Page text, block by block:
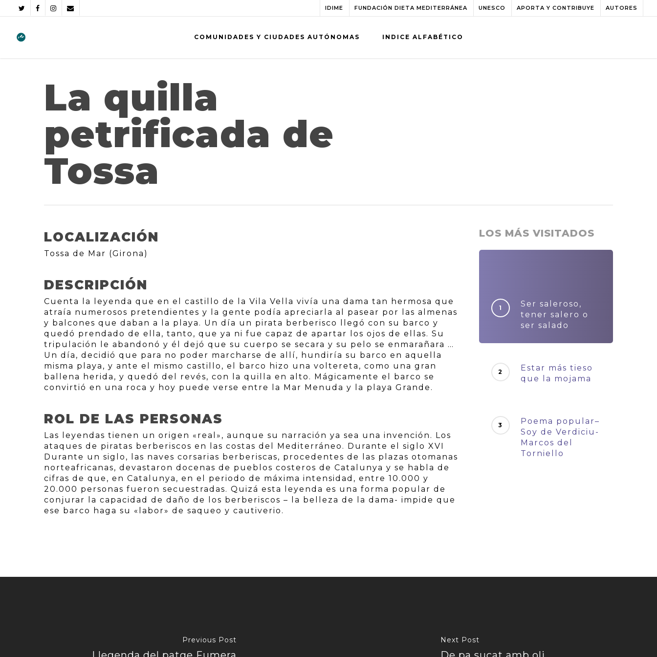
IDIME FUNDACIÓN DIETA MEDITERRÁNEA UNESCO APORTA Y CONTRIBUYE AUTORES
COMUNIDADES Y CIUDADES AUTÓNOMAS INDICE ALFABÉTICO
La quilla
petrificada de
Tossa
LOCALIZACIÓN
Tossa de Mar (Girona)
DESCRIPCIÓN
Cuenta la leyenda que en el castillo de la Vila Vella vivía una dama tan hermosa que
atraía numerosos pretendientes y la gente podía apreciarla al pasear por las almenas
y balcones que daban a la playa. Un día un pirata berberisco llegó con su barco y
quedó prendado de ella, tanto, que ya ni fue capaz de apartar los ojos de ellas. Su
tripulación le abandonó y él dejó que su cuerpo se secara y su pelo se enmarañara …
Un día, decidió que para no poder marcharse de allí, hundiría su barco en aquella
misma playa, y ante el mismo castillo, el barco hizo una voltereta, como una gran
ballena herida, y quedó del revés, con la quilla en alto. Mágicamente el barco se
convirtió en una roca y hoy puede verse entre la Mar Menuda y la playa Grande.
ROL DE LAS PERSONAS
Las leyendas tienen un origen «real», aunque su narración ya sea una invención. Los
ataques de piratas berberiscos en las costas del Mediterráneo. Durante el siglo XVI
Durante un siglo, las naves corsarias berberiscas, procedentes de las plazas otomanas
norteafricanas, devastaron docenas de pueblos costeros de Catalunya y se habla de
cifras de que, en Catalunya, en el periodo de máxima intensidad, entre 10.000 y
20.000 personas fueron secuestradas. Quizá esta leyenda es una forma popular de
conjurar la capacidad de daño de los berberiscos – la belleza de la dama- impide que
ese barco haga su «labor» de saqueo y cautiverio.
LOS MÁS VISITADOS
Ser saleroso,
tener salero o
ser salado
Estar más tieso
que la mojama
Poema popular–
Soy de Verdiciu-
Marcos del
Torniello
Previous Post Next Post